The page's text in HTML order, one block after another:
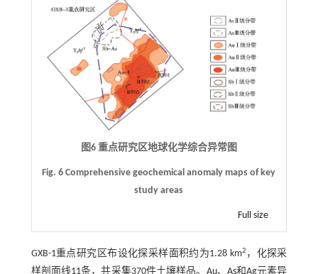
图6 重点研究区地球化学综合异常图
Fig. 6 Comprehensive geochemical anomaly maps of key
study areas
Full size
GXB-1重点研究区布设化探采样面积约为1.28 km2 ，化探采
样剖面线11条，共采集370件土壤样品。Au、As和Ag元素异